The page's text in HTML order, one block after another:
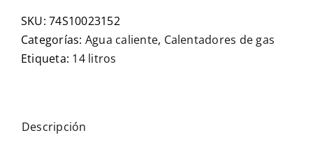
SKU:74S10023152
Categorías: Agua caliente, Calentadores de gas
Etiqueta: 14 litros
Descripción